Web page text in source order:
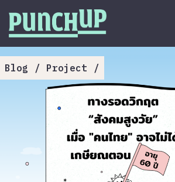
Skip to content
About
Service
Article
ลับด้านบน
Blog / Project /